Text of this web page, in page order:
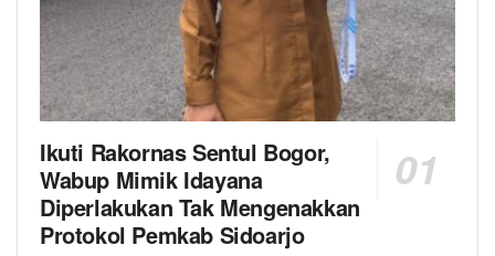
Ikuti Rakornas Sentul Bogor,
Wabup Mimik Idayana
Diperlakukan Tak Mengenakkan
Protokol Pemkab Sidoarjo